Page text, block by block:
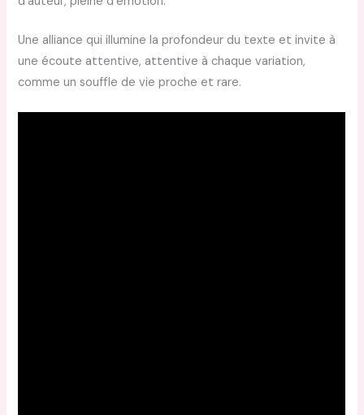
Une alliance qui illumine la profondeur du texte et invite à
une écoute attentive, attentive à chaque variation,
comme un souffle de vie proche et rare.